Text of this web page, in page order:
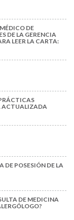
DE
DE LA GERENCIA
LEER LA CARTA:
ACTUALIZADA
DE POSESIÓN DE LA
DE MEDICINA